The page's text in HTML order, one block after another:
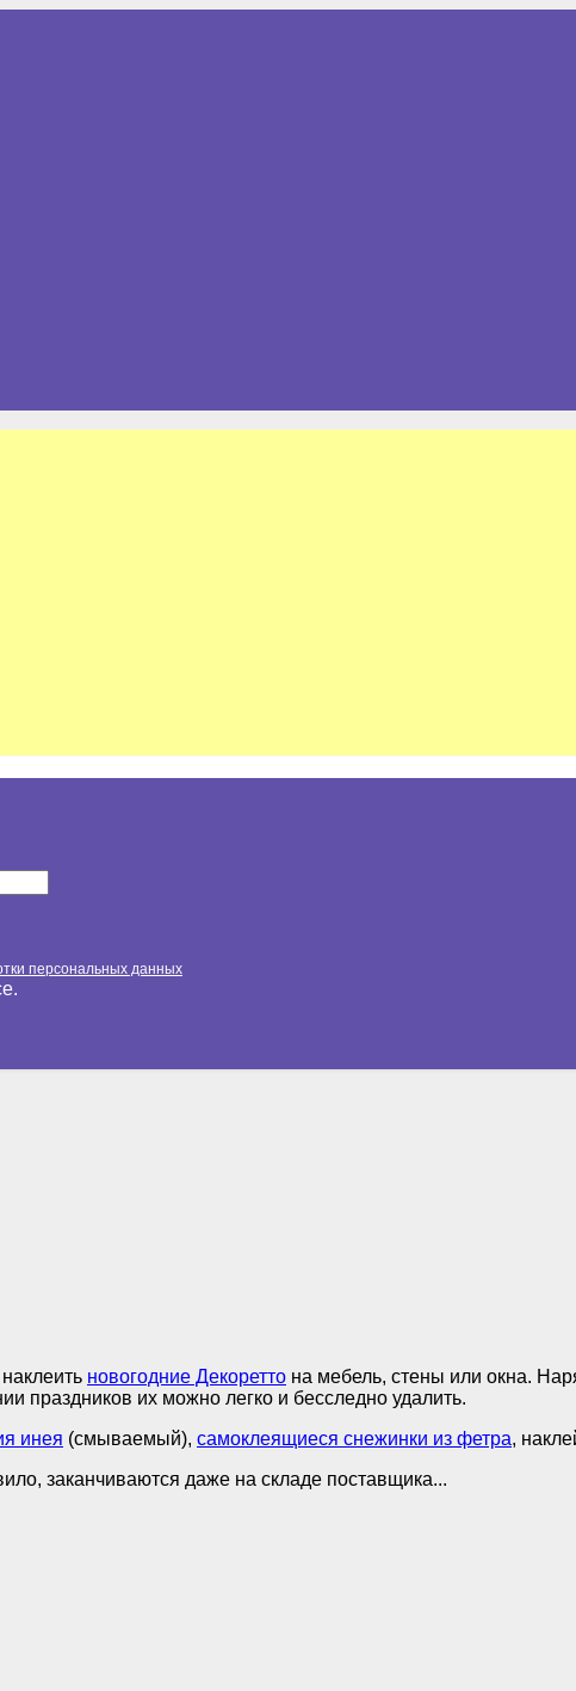
персональных данных
новогодние Декоретто на мебель, стены или окна.
праздников их можно легко и бесследно удалить.
инея (смываемый), самоклеящиеся снежинки из фетра,
заканчиваются даже на складе поставщика...